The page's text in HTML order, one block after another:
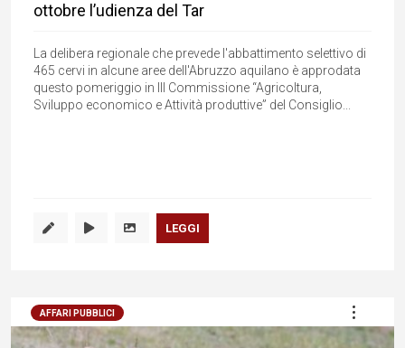
ottobre l’udienza del Tar
La delibera regionale che prevede l'abbattimento selettivo di
465 cervi in alcune aree dell'Abruzzo aquilano è approdata
questo pomeriggio in III Commissione “Agricoltura,
Sviluppo economico e Attività produttive” del Consiglio...
LEGGI
AFFARI PUBBLICI